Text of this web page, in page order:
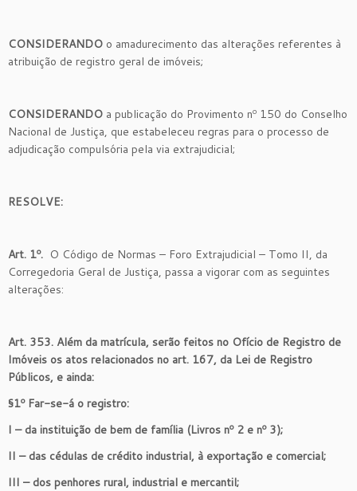
CONSIDERANDO o amadurecimento das alterações referentes à
atribuição de registro geral de imóveis;
CONSIDERANDO a publicação do Provimento nº 150 do Conselho
Nacional de Justiça, que estabeleceu regras para o processo de
adjudicação compulsória pela via extrajudicial;
RESOLVE:
Art. 1º. O Código de Normas – Foro Extrajudicial – Tomo II, da
Corregedoria Geral de Justiça, passa a vigorar com as seguintes
alterações:
Art. 353. Além da matrícula, serão feitos no Ofício de Registro de
Imóveis os atos relacionados no art. 167, da Lei de Registro
Públicos, e ainda:
§1º Far-se-á o registro:
I – da instituição de bem de família (Livros nº 2 e nº 3);
II – das cédulas de crédito industrial, à exportação e comercial;
III – dos penhores rural, industrial e mercantil;